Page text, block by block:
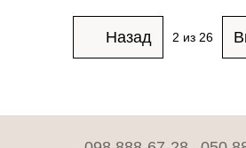
Назад 2 из 26